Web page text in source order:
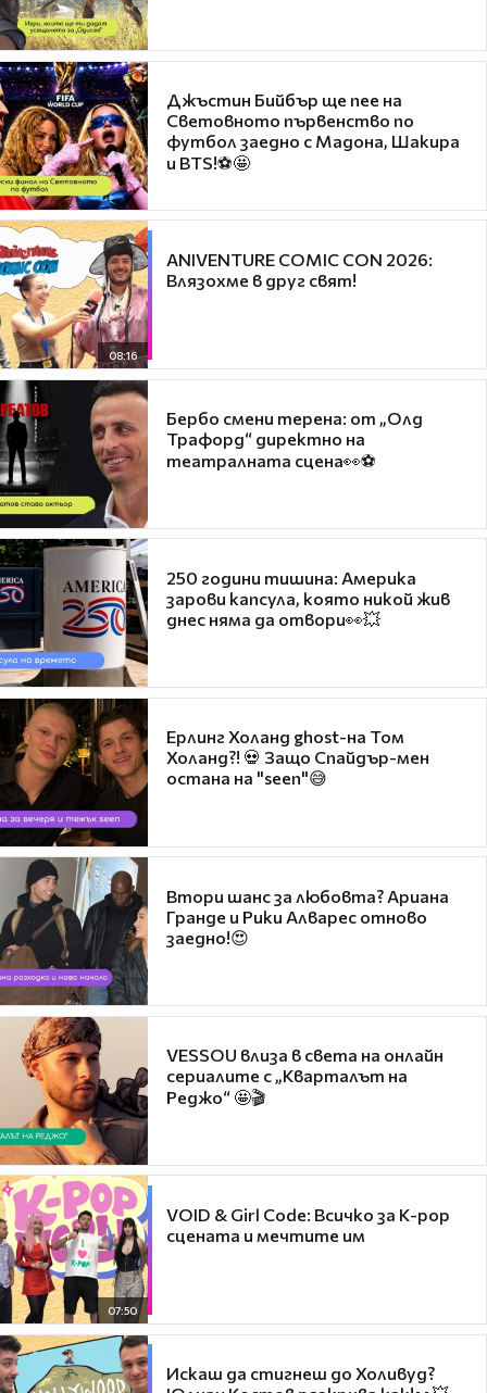
Джъстин Бийбър ще пее на
Световното първенство по
футбол заедно с Мадона, Шакира
и BTS!⚽🤩
08:16
ANIVENTURE COMIC CON 2026:
Влязохме в друг свят!
Бербо смени терена: от „Олд
Трафорд“ директно на
театралната сцена👀⚽
250 години тишина: Америка
зарови капсула, която никой жив
днес няма да отвори👀💥
Ерлинг Холанд ghost-на Том
Холанд?! 💀 Защо Спайдър-мен
остана на "seen"😅
Втори шанс за любовта? Ариана
Гранде и Рики Алварес отново
заедно!😍
VESSOU влиза в света на онлайн
сериалите с „Кварталът на
Реджо“ 🤩🎬
07:50
VOID & Girl Code: Всичко за K-pop
сцената и мечтите им
Искаш да стигнеш до Холивуд?